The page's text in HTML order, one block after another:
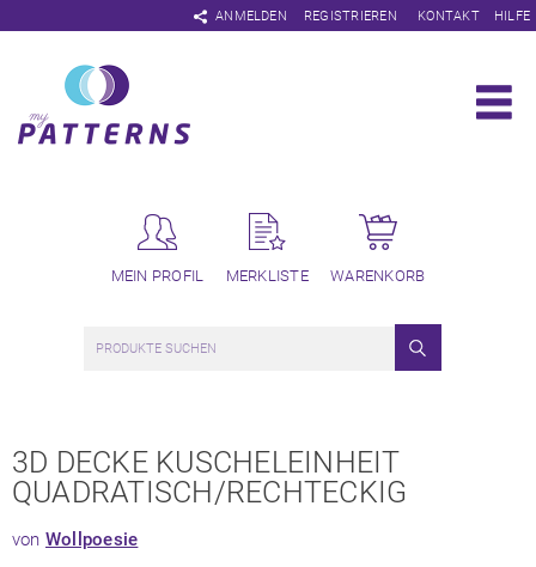
ANMELDEN
Navigation
überspringen
REGISTRIEREN KONTAKT HILFE
MEIN PROFIL MERKLISTE WARENKORB
3D DECKE KUSCHELEINHEIT
QUADRATISCH/RECHTECKIG
von Wollpoesie